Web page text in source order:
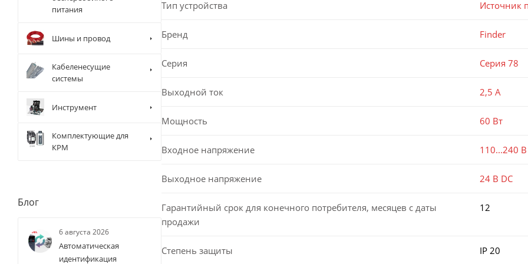
Тип устройства Источник
Бренд Finder
Серия Серия 78
Выходной ток 2,5 А
Мощность 60 Вт
Входное напряжение 110...240 В
Выходное напряжение 24 В DC
Гарантийный срок для конечного потребителя, месяцев с даты
продажи
12
Степень защиты IP 20
питания
Шины и провод
Кабеленесущие
системы
Инструмент
Комплектующие для
КРМ
Блог
6 августа 2026
Автоматическая
идентификация